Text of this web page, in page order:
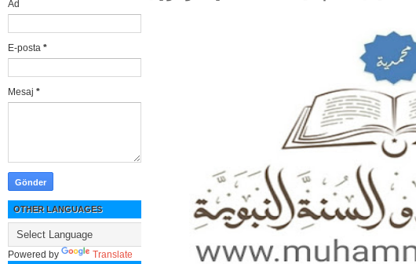
Ad
E-posta *
Mesaj *
OTHER LANGUAGES
Powered by Translate